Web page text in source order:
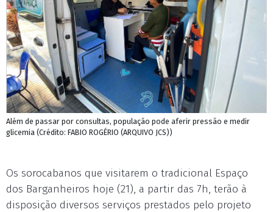
Além de passar por consultas, população pode aferir pressão e medir
glicemia (Crédito: FABIO ROGÉRIO (ARQUIVO JCS))
Os sorocabanos que visitarem o tradicional Espaço
dos Barganheiros hoje (21), a partir das 7h, terão à
disposição diversos serviços prestados pelo projeto